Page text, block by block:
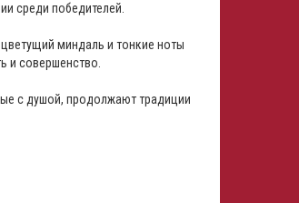
среди победителей.
миндаль и тонкие ноты
и совершенство.
с душой, продолжают традиции